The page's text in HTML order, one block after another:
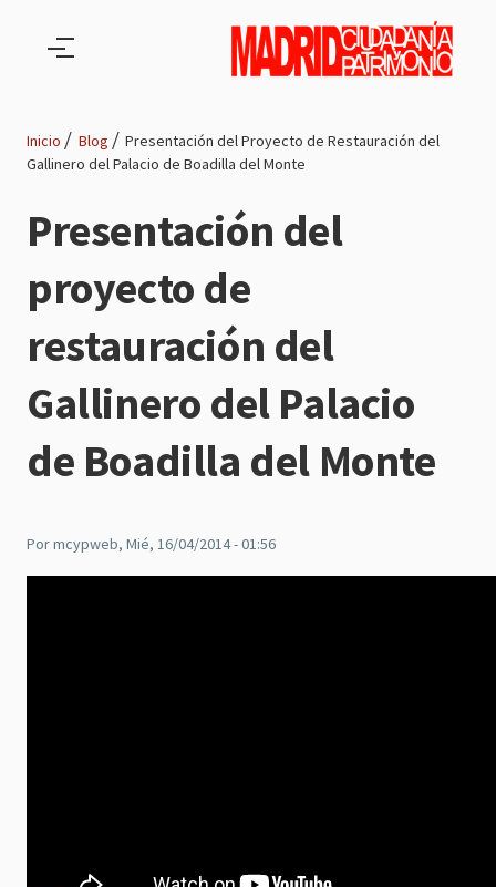
de
navegación
Inicio Blog
Presentación del Proyecto de Restauración del
Gallinero del Palacio de Boadilla del Monte
Presentación del
proyecto de
restauración del
Gallinero del Palacio
de Boadilla del Monte
Pormcypweb, Mié, 16/04/2014 - 01:56